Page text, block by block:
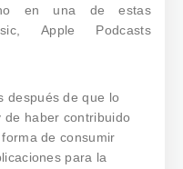
en una de estas
Apple Podcasts
después de que lo
de haber contribuido
de consumir
para la